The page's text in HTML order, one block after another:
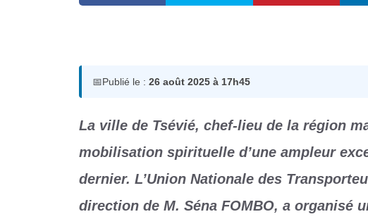
📅Publié le : 26 août 2025 à 17h45
La ville de Tsévié, chef-lieu de la région
mobilisation spirituelle d’une ampleur
dernier. L’Union Nationale des
direction de M. Séna FOMBO, a organisé